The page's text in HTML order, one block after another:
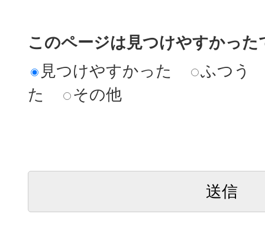
このページは見つけやすかった
見つけやすかった
ふつう
た
その他